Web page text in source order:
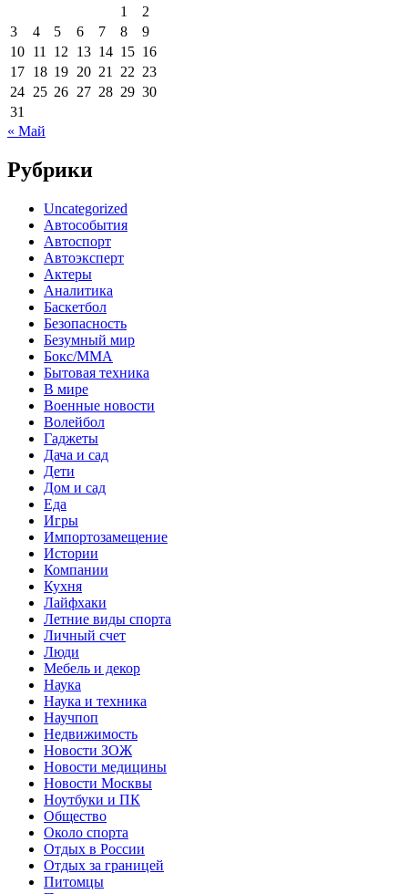
1
2
3
4 5 6 7 8
9
10 11 12 13 14 15 16
17 18 19 20 21 22 23
24 25 26 27 28 29 30
31
« Май
Рубрики
Uncategorized
Автособытия
Автоспорт
Автоэксперт
Актеры
Аналитика
Баскетбол
Безопасность
Безумный мир
Бокс/MMA
Бытовая техника
В мире
Военные новости
Волейбол
Гаджеты
Дача и сад
Дети
Дом и сад
Еда
Игры
Импортозамещение
Истории
Компании
Кухня
Лайфхаки
Летние виды спорта
Личный счет
Люди
Мебель и декор
Наука
Наука и техника
Научпоп
Недвижимость
Новости ЗОЖ
Новости медицины
Новости Москвы
Ноутбуки и ПК
Общество
Около спорта
Отдых в России
Отдых за границей
Питомцы